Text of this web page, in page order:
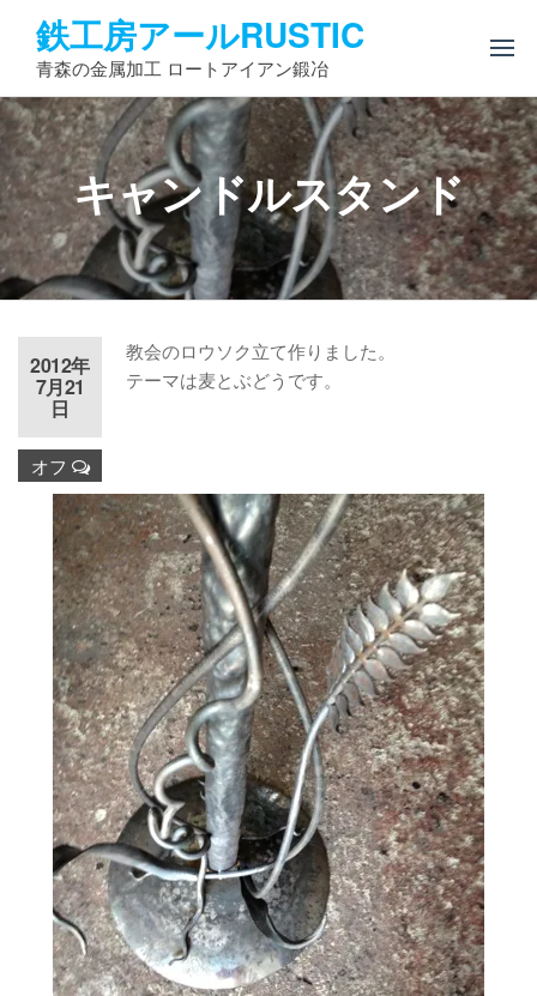
ン
ツ
へ
ス
キ
ッ
プ
鉄工房アールRUSTIC
青森の金属加工 ロートアイアン鍛冶
キャンドルスタンド
2012年
7月21
日
オフ
教会のロウソク立て作りました。
テーマは麦とぶどうです。